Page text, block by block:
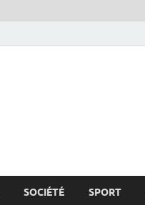
SOCIÉTÉ SPORT